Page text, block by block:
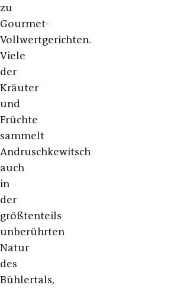
zu
Gourmet-
Vollwertgerichten.
Viele
der
Kräuter
und
Früchte
sammelt
Andruschkewitsch
auch
in
der
größtenteils
unberührten
Natur
des
Bühlertals,